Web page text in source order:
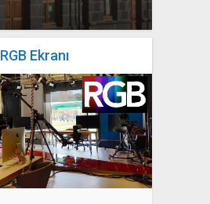
RGB Ekranı